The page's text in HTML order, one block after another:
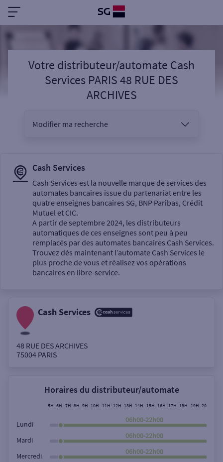
Votre distributeur/automate Cash
Services PARIS 48 RUE DES
ARCHIVES
Modifier ma recherche
Sélectionnez votre recherche
Un service
Autour de moi
Rue
Rechercher
Cash Services
Cash Services est la nouvelle marque de services des
automates bancaires issue du partenariat entre les
quatre enseignes bancaires SG, BNP Paribas, Crédit
Mutuel et CIC.
A partir de septembre 2024, les distributeurs
automatiques de ces enseignes sont peu à peu
remplacés par des automates bancaires Cash Services.
Trouvez dès maintenant l’automate Cash Services le
plus proche de vous et réalisez vos opérations
bancaires en libre-service.
Cash Services
48 RUE DES ARCHIVES
75004 PARIS
Horaires du distributeur/automate
5H 6H 7H 8H 9H 10H 11H 12H 13H 14H 15H 16H 17H 18H 19H 20H
Lundi
06h00-22h00
Mardi
06h00-22h00
Mercredi
06h00-22h00